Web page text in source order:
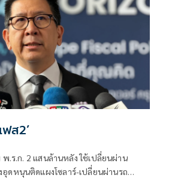
ส2’
พ.ร.ก. 2 แสนล้านหลัง ใช้เปลี่ยนผ่าน
ดหนุนติดแผงโซลาร์-เปลี่ยนผ่านรถ